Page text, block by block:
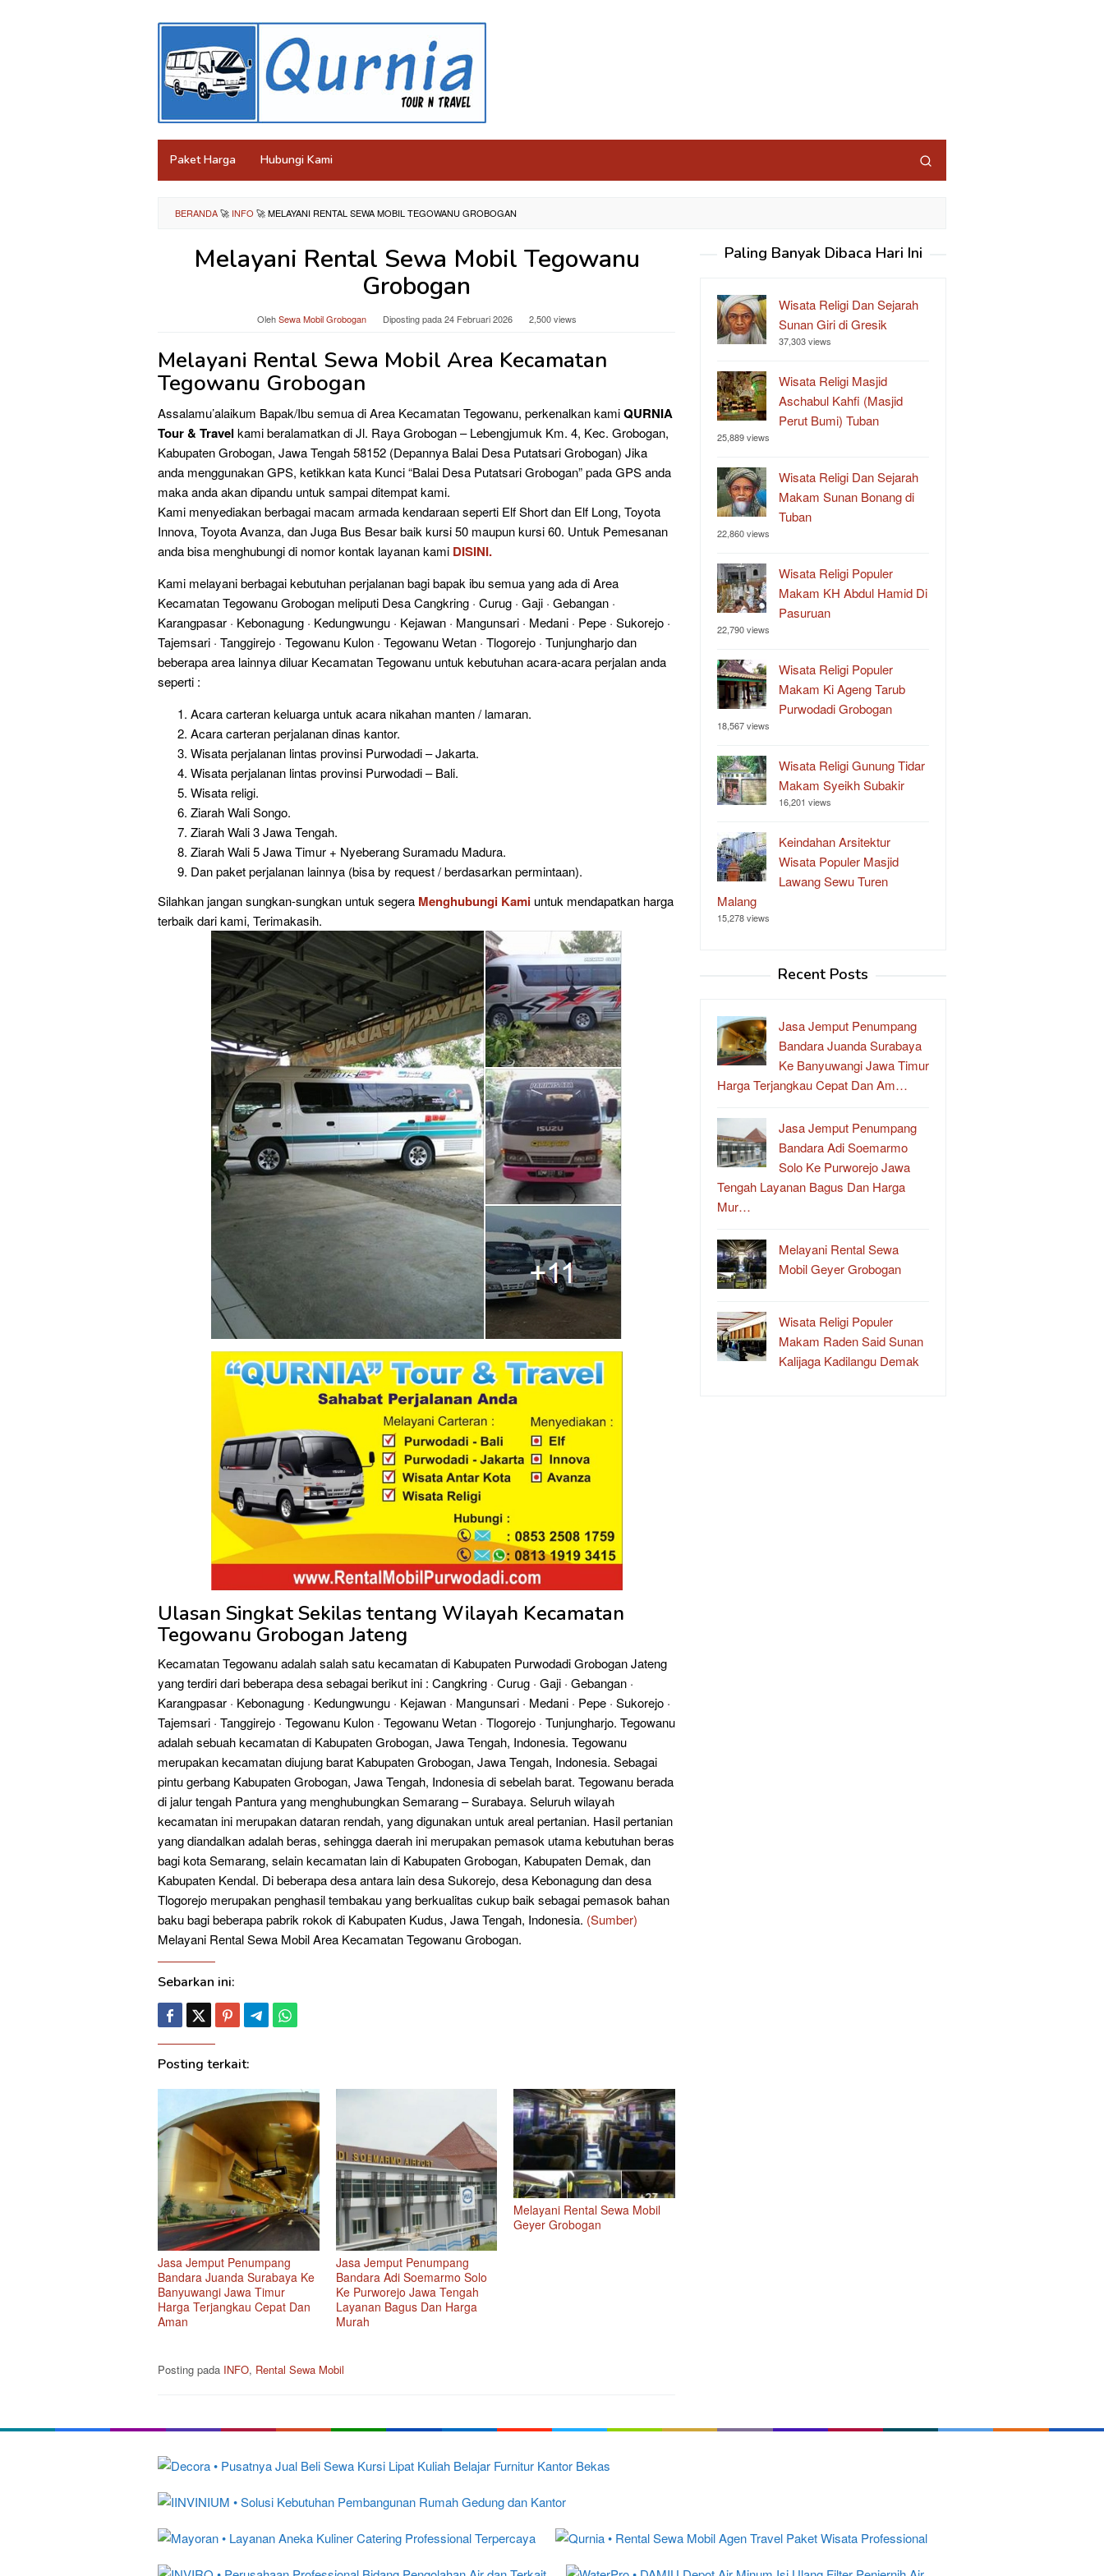
Paket Harga Hubungi Kami
BERANDA🚀 INFO 🚀MELAYANI RENTAL SEWA MOBIL TEGOWANU GROBOGAN
Melayani Rental Sewa Mobil Tegowanu
Grobogan
OlehSewa Mobil Grobogan Diposting pada24 Februari 2026 2,500 views
Melayani Rental Sewa Mobil Area Kecamatan
Tegowanu Grobogan
Assalamu’alaikum Bapak/Ibu semua di Area Kecamatan Tegowanu, perkenalkan kamiQURNIA
Tour & Travel kami beralamatkan di Jl. Raya Grobogan – Lebengjumuk Km. 4, Kec. Grobogan,
Kabupaten Grobogan, Jawa Tengah 58152 (Depannya Balai Desa Putatsari Grobogan) Jika
anda menggunakan GPS, ketikkan kata Kunci “Balai Desa Putatsari Grobogan” pada GPS anda
maka anda akan dipandu untuk sampai ditempat kami.
Kami menyediakan berbagai macam armada kendaraan seperti Elf Short dan Elf Long, Toyota
Innova, Toyota Avanza, dan Juga Bus Besar baik kursi 50 maupun kursi 60. Untuk Pemesanan
anda bisa menghubungi di nomor kontak layanan kami DISINI.
Kami melayani berbagai kebutuhan perjalanan bagi bapak ibu semua yang ada di Area
Kecamatan Tegowanu Grobogan meliputi Desa Cangkring · Curug · Gaji · Gebangan ·
Karangpasar · Kebonagung · Kedungwungu · Kejawan · Mangunsari · Medani · Pepe · Sukorejo ·
Tajemsari · Tanggirejo · Tegowanu Kulon · Tegowanu Wetan · Tlogorejo · Tunjungharjo dan
beberapa area lainnya diluar Kecamatan Tegowanu untuk kebutuhan acara-acara perjalan anda
seperti :
Acara carteran keluarga untuk acara nikahan manten / lamaran.
Acara carteran perjalanan dinas kantor.
Wisata perjalanan lintas provinsi Purwodadi – Jakarta.
Wisata perjalanan lintas provinsi Purwodadi – Bali.
Wisata religi.
Ziarah Wali Songo.
Ziarah Wali 3 Jawa Tengah.
Ziarah Wali 5 Jawa Timur + Nyeberang Suramadu Madura.
Dan paket perjalanan lainnya (bisa by request / berdasarkan permintaan).
Silahkan jangan sungkan-sungkan untuk segera Menghubungi Kami untuk mendapatkan harga
terbaik dari kami, Terimakasih.
Ulasan Singkat Sekilas tentang Wilayah Kecamatan
Tegowanu Grobogan Jateng
Kecamatan Tegowanu adalah salah satu kecamatan di Kabupaten Purwodadi Grobogan Jateng
yang terdiri dari beberapa desa sebagai berikut ini : Cangkring · Curug · Gaji · Gebangan ·
Karangpasar · Kebonagung · Kedungwungu · Kejawan · Mangunsari · Medani · Pepe · Sukorejo ·
Tajemsari · Tanggirejo · Tegowanu Kulon · Tegowanu Wetan · Tlogorejo · Tunjungharjo. Tegowanu
adalah sebuah kecamatan di Kabupaten Grobogan, Jawa Tengah, Indonesia. Tegowanu
merupakan kecamatan diujung barat Kabupaten Grobogan, Jawa Tengah, Indonesia. Sebagai
pintu gerbang Kabupaten Grobogan, Jawa Tengah, Indonesia di sebelah barat. Tegowanu berada
di jalur tengah Pantura yang menghubungkan Semarang – Surabaya. Seluruh wilayah
kecamatan ini merupakan dataran rendah, yang digunakan untuk areal pertanian. Hasil pertanian
yang diandalkan adalah beras, sehingga daerah ini merupakan pemasok utama kebutuhan beras
bagi kota Semarang, selain kecamatan lain di Kabupaten Grobogan, Kabupaten Demak, dan
Kabupaten Kendal. Di beberapa desa antara lain desa Sukorejo, desa Kebonagung dan desa
Tlogorejo merupakan penghasil tembakau yang berkualitas cukup baik sebagai pemasok bahan
baku bagi beberapa pabrik rokok di Kabupaten Kudus, Jawa Tengah, Indonesia. (Sumber)
Melayani Rental Sewa Mobil Area Kecamatan Tegowanu Grobogan.
Sebarkan ini:
Posting terkait:
Jasa Jemput Penumpang
Bandara Juanda Surabaya Ke
Banyuwangi Jawa Timur
Harga Terjangkau Cepat Dan
Aman
Jasa Jemput Penumpang
Bandara Adi Soemarmo Solo
Ke Purworejo Jawa Tengah
Layanan Bagus Dan Harga
Murah
Melayani Rental Sewa Mobil
Geyer Grobogan
Posting pada INFO, Rental Sewa Mobil
Paling Banyak Dibaca Hari Ini
Wisata Religi Dan Sejarah
Sunan Giri di Gresik
37,303 views
Wisata Religi Masjid
Aschabul Kahfi (Masjid
Perut Bumi) Tuban
25,889 views
Wisata Religi Dan Sejarah
Makam Sunan Bonang di
Tuban
22,860 views
Wisata Religi Populer
Makam KH Abdul Hamid Di
Pasuruan
22,790 views
Wisata Religi Populer
Makam Ki Ageng Tarub
Purwodadi Grobogan
18,567 views
Wisata Religi Gunung Tidar
Makam Syeikh Subakir
16,201 views
Keindahan Arsitektur
Wisata Populer Masjid
Lawang Sewu Turen
Malang
15,278 views
Recent Posts
Jasa Jemput Penumpang
Bandara Juanda Surabaya
Ke Banyuwangi Jawa Timur
Harga Terjangkau Cepat Dan Am…
Jasa Jemput Penumpang
Bandara Adi Soemarmo
Solo Ke Purworejo Jawa
Tengah Layanan Bagus Dan Harga
Mur…
Melayani Rental Sewa
Mobil Geyer Grobogan
Wisata Religi Populer
Makam Raden Said Sunan
Kalijaga Kadilangu Demak